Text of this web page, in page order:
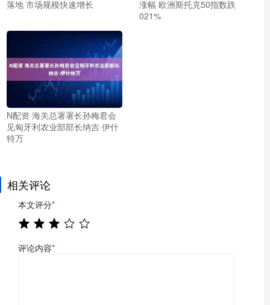
落地 市场规模快速增长
涨幅 欧洲斯托克50指数跌
021%
N配资 海关总署署长孙梅君会
见匈牙利农业部部长纳吉·伊什
特万
相关评论
本文评分*
评论内容*